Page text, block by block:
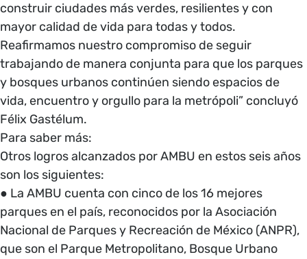
construir ciudades más verdes, resilientes y con
mayor calidad de vida para todas y todos.
Reafirmamos nuestro compromiso de seguir
trabajando de manera conjunta para que los parques
y bosques urbanos continúen siendo espacios de
vida, encuentro y orgullo para la metrópoli” concluyó
Félix Gastélum.
Para saber más:
Otros logros alcanzados por AMBU en estos seis años
son los siguientes:
● La AMBU cuenta con cinco de los 16 mejores
parques en el país, reconocidos por la Asociación
Nacional de Parques y Recreación de México (ANPR),
que son el Parque Metropolitano, Bosque Urbano